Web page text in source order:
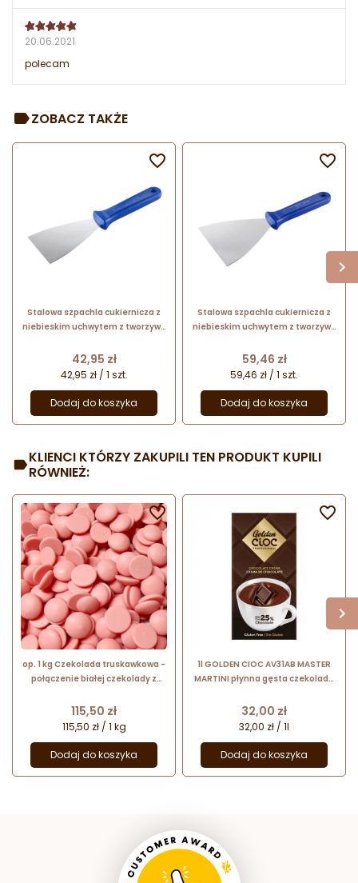
20.06.2021
polecam
ZOBACZ TAKŻE
Stalowa szpachla cukiernicza z
niebieskim uchwytem z tworzywa
68675 Thermohauser
Cena
42,95 zł
42,95 zł / 1 szt.
Dodaj do koszyka

Stalowa szpachla cukiernicza z
niebieskim uchwytem z tworzywa
68695 Thermohauser
Cena
59,46 zł
59,46 zł / 1 szt.
Dodaj do koszyka

KLIENCI KTÓRZY ZAKUPILI TEN PRODUKT KUPILI
RÓWNIEŻ:
op. 1 kg Czekolada truskawkowa -
połączenie białej czekolady z
Strawberry Callets™ Callebaut
Cena
115,50 zł
115,50 zł / 1 kg
Dodaj do koszyka

1l GOLDEN CIOC AV31AB MASTER
MARTINI płynna gęsta czekolada
Cena
32,00 zł
32,00 zł / 1l
Dodaj do koszyka
